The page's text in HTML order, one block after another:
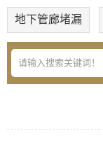
地下管廊堵漏